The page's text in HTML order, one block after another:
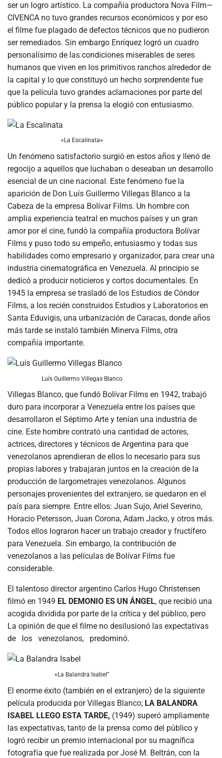
ser un logro artístico. La compañía productora Nova Film—
CIVENCA no tuvo grandes recursos económicos y por eso
el filme fue plagado de defectos técnicos que no pudieron
ser remediados. Sin embargo Enríquez logró un cuadro
personalísimo de las condiciones miserables de seres
humanos que viven en los primitivos ranchos alrededor de
la capital y lo que constituyó un hecho sorprendente fue
que la película tuvo grandes aclamaciones por parte del
público popular y la prensa la elogió con entusiasmo.
«La Escalinata»
Un fenómeno satisfactorio surgió en estos años y llenó de
regocijo a aquellos que luchaban o deseaban un desarrollo
esencial de un cine nacional. Este fenómeno fue la
aparición de Don Luís Guillermo Villegas Blanco a la
Cabeza de la empresa Bolívar Films. Un hombre con
amplia experiencia teatral en muchos países y un gran
amor por el cine, fundó la compañía productora Bolívar
Films y puso todo su empeño, entusiasmo y todas sus
habilidades como empresario y organizador, para crear una
industria cinematográfica en Venezuela. Al principio se
dedicó a producir noticieros y cortos documentales. En
1945 la empresa se trasladó de los Estudios de Cóndor
Films, a los recién construidos Estudios y Laboratorios en
Santa Eduvigis, una urbanización de Caracas, donde años
más tarde se instaló también Minerva Films, otra
compañía importante.
Luís Guillermo Villegas Blanco
Villegas Blanco, que fundó Bolívar Films en 1942, trabajó
duro para incorporar a Venezuela entre los países que
desarrollaron el Séptimo Arte y tenían una industria de
cine. Este hombre contrató una cantidad de actores,
actrices, directores y técnicos de Argentina para que
venezolanos aprendieran de ellos lo necesario para sus
propias labores y trabajaran juntos en la creación de la
producción de largometrajes venezolanos. Algunos
personajes provenientes del extranjero, se quedaron en el
país para siempre. Entre ellos: Juan Sujo, Ariel Severino,
Horacio Petersson, Juan Corona, Adam Jacko, y otros más.
Todos ellos lograron hacer un trabajo creador y fructífero
para Venezuela. Sin embargo, la contribución de
venezolanos a las películas de Bolívar Films fue
considerable.
El talentoso director argentino Carlos Hugo Christensen
filmó en 1949 EL DEMONIO ES UN ÁNGEL, que recibió una
acogida dividida por parte de la crítica y del público, pero
La opinión de que el filme no desilusionó las expectativas
de los venezolanos, predominó.
«La Balandra Isabel”
El enorme éxito (también en el extranjero) de la siguiente
película producida por Villegas Blanco; LA BALANDRA
ISABEL LLEGO ESTA TARDE, (1949) superó ampliamente
las expectativas, tanto de la prensa como del público y
logró recibir un premio internacional por su magnífica
fotografía que fue realizada por José M. Beltrán, con la